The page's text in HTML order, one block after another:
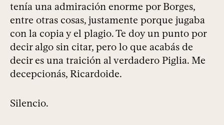
tenía una admiración enorme por Borges,
entre otras cosas, justamente porque jugaba
con la copia y el plagio. Te doy un punto por
decir algo sin citar, pero lo que acabás de
decir es una traición al verdadero Piglia. Me
decepcionás, Ricardoide.
Silencio.